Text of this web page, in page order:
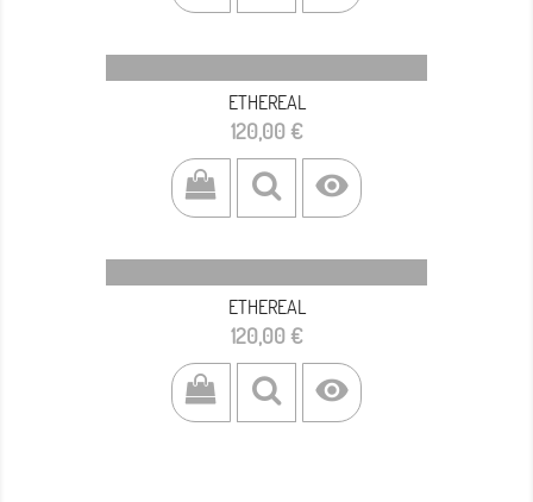
ETHEREAL
Prezzo
120,00 €

ETHEREAL
Prezzo
120,00 €
